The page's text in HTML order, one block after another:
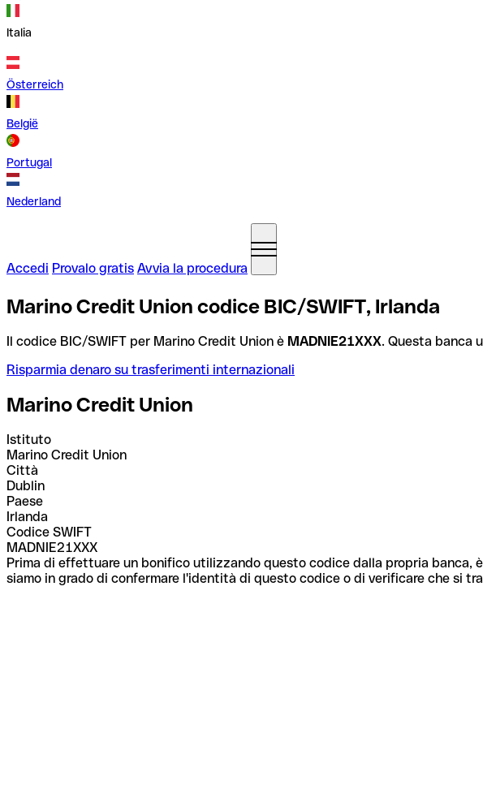
Italia
Österreich
België
Portugal
Nederland
Accedi Provalo gratis Avvia la procedura
Marino Credit Union codice BIC/SWIFT, Irlanda
Il codice BIC/SWIFT per Marino Credit Union è MADNIE21XXX. Questa banca
Risparmia denaro su trasferimenti internazionali
Marino Credit Union
Istituto
Marino Credit Union
Città
Dublin
Paese
Irlanda
Codice SWIFT
MADNIE21XXX
Prima di effettuare un bonifico utilizzando questo codice dalla propria banca,
siamo in grado di confermare l'identità di questo codice o di verificare che si